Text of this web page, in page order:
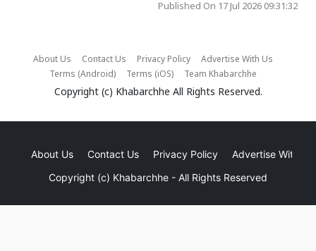
Published On 17 Jul 2026 09:31:32
About Us Contact Us Privacy Policy
Advertise With Us
Terms (Android)
Terms (iOS) Team Khabarchhe
Copyright (c) Khabarchhe All Rights Reserved.
About Us Contact Us Privacy Policy
Advertise With Us
Copyright (c) Khabarchhe - All Rights Reserved